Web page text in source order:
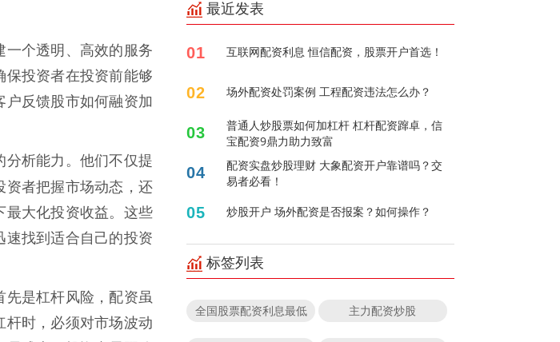
一个透明、高效的服务
保投资者在投资前能够
反馈股市如何融资加
分析能力。他们不仅提
资者把握市场动态，还
最大化投资收益。这些
速找到适合自己的投资
先是杠杆风险，配资虽
杆时，必须对市场波动
最近发表
01 互联网配资利息 恒信配资，股票开户首选！
02 场外配资处罚案例 工程配资违法怎么办？
03
普通人炒股票如何加杠杆 杠杆配资蹿卓，信
宝配资9鼎力助力致富
04
配资实盘炒股理财 大象配资开户靠谱吗？交
易者必看！
05 炒股开户 场外配资是否报案？如何操作？
标签列表
全国股票配资利息最低 主力配资炒股